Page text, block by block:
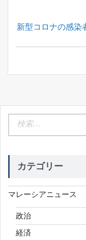
ー
シ
ン
Next
新型コロナの感染
カテゴリー
マレーシアニュース
政治
経済